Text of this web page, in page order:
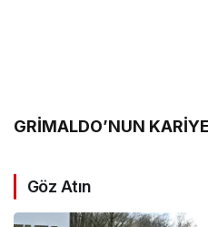
GRİMALDO’NUN
Göz Atın